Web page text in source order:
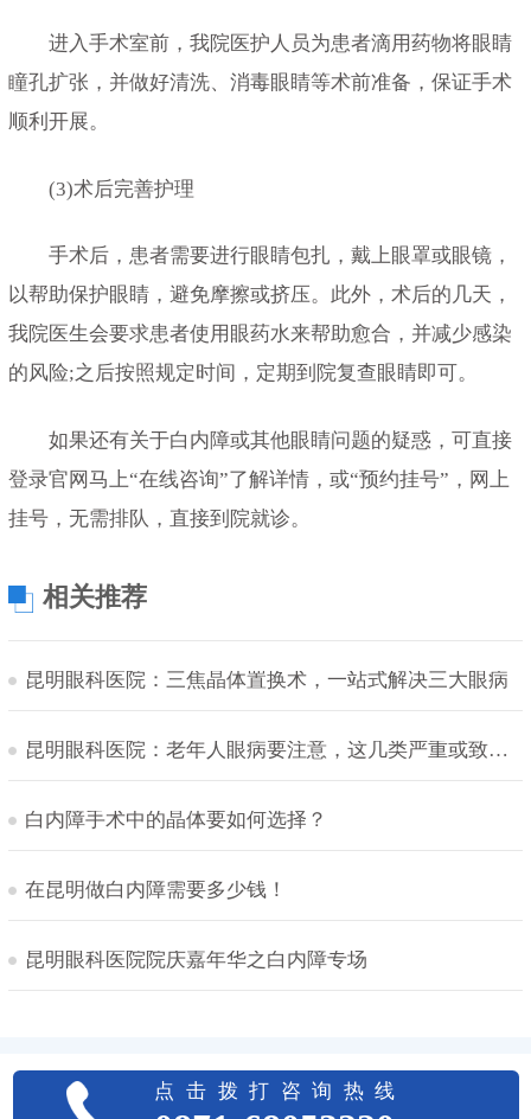
进入手术室前，我院医护人员为患者滴用药物将眼睛
瞳孔扩张，并做好清洗、消毒眼睛等术前准备，保证手术
顺利开展。
(3)术后完善护理
手术后，患者需要进行眼睛包扎，戴上眼罩或眼镜，
以帮助保护眼睛，避免摩擦或挤压。此外，术后的几天，
我院医生会要求患者使用眼药水来帮助愈合，并减少感染
的风险;之后按照规定时间，定期到院复查眼睛即可。
如果还有关于白内障或其他眼睛问题的疑惑，可直接
登录官网马上“在线咨询”了解详情，或“预约挂号”，网上
挂号，无需排队，直接到院就诊。
相关推荐
昆明眼科医院：三焦晶体置换术，一站式解决三大眼病
昆明眼科医院：老年人眼病要注意，这几类严重或致盲！
白内障手术中的晶体要如何选择？
在昆明做白内障需要多少钱！
昆明眼科医院院庆嘉年华之白内障专场
点击拨打咨询热线